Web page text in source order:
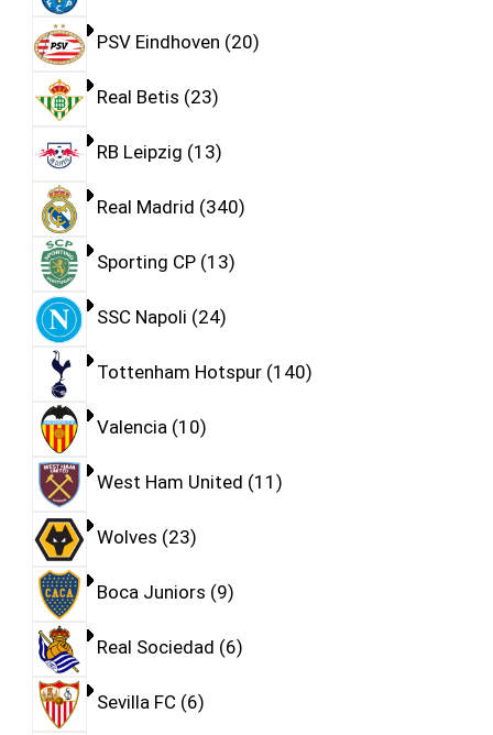
PSV Eindhoven 20
Real Betis 23
RB Leipzig 13
Real Madrid 340
Sporting CP 13
SSC Napoli 24
Tottenham Hotspur 140
Valencia 10
West Ham United 11
Wolves 23
Boca Juniors 9
Real Sociedad 6
Sevilla FC 6